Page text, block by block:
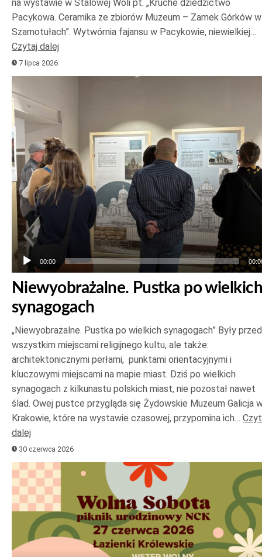
na wystawie w Stalowej Woli pt. „Kruche dziedzictwo
Pacykowa. Ceramika ze zbiorów Muzeum – Zamek Górków w
Szamotułach”. Wytwórnia fajansu w Pacykowie, niewielkiej…
Czytaj dalej
7 lipca 2026
plików
dźwiękowych
00:00
Niewyobrażalne. Pustka po wielkich
synagogach
„Niewyobrażalne. Pustka po wielkich synagogach” Były
wszystkim miejscami religijnego kultu, ale także:
architektonicznymi perłami, punktami orientacyjnymi i
kluczowymi miejscami na mapie miast. Dziś po wielkich
synagogach z kilkunastu polskich miast, nie pozostał nawet
ślad. Owej pustce przygląda się Żydowskie Muzeum Galicja
Krakowie, które na wystawie czasowej, przypomina ich…
dalej
30 czerwca 2026
Odtwarzacz
plików
dźwiękowych